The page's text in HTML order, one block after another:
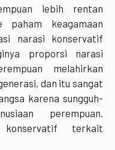
lebih rentan
paham keagamaan
narasi konservatif
proporsi narasi
melahirkan
dan itu sangat
karena sungguh-
perempuan.
terkait